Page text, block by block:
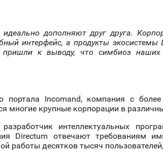
дополняют друг друга.
интерфейс, а продукты
к выводу, что симбиоз наших
портала Incomand, компания с
многие крупные корпорации в
интеллектуальных
Directum отвечают требованиям
работы десятков тысяч